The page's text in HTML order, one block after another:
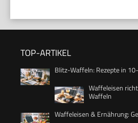
TOP-ARTIKEL
Blitz-Waffeln: Rezepte in
Waffeleisen
Waffeln
Waffeleisen & Ernährung: